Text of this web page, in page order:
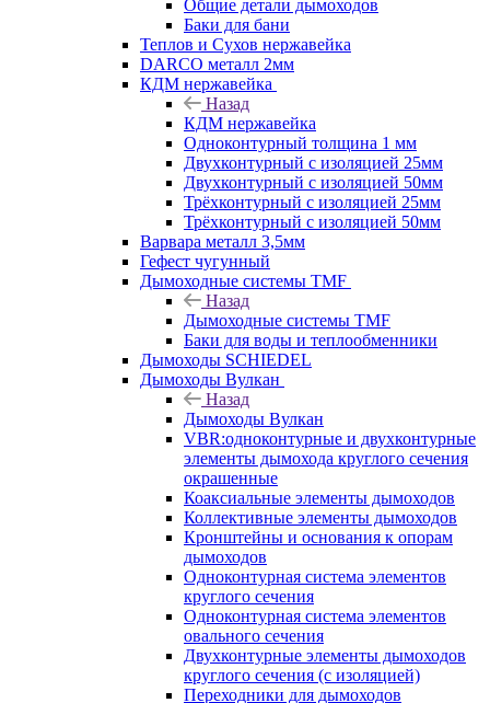
Общие детали дымоходов
Баки для бани
Теплов и Сухов нержавейка
DARCO металл 2мм
КДМ нержавейка
Назад
КДМ нержавейка
Одноконтурный толщина 1 мм
Двухконтурный с изоляцией 25мм
Двухконтурный с изоляцией 50мм
Трёхконтурный с изоляцией 25мм
Трёхконтурный с изоляцией 50мм
Варвара металл 3,5мм
Гефест чугунный
Дымоходные системы TMF
Назад
Дымоходные системы TMF
Баки для воды и теплообменники
Дымоходы SCHIEDEL
Дымоходы Вулкан
Назад
Дымоходы Вулкан
VBR:одноконтурные и двухконтурные
элементы дымохода круглого сечения
окрашенные
Коаксиальные элементы дымоходов
Коллективные элементы дымоходов
Кронштейны и основания к опорам
дымоходов
Одноконтурная система элементов
круглого сечения
Одноконтурная система элементов
овального сечения
Двухконтурные элементы дымоходов
круглого сечения (с изоляцией)
Переходники для дымоходов